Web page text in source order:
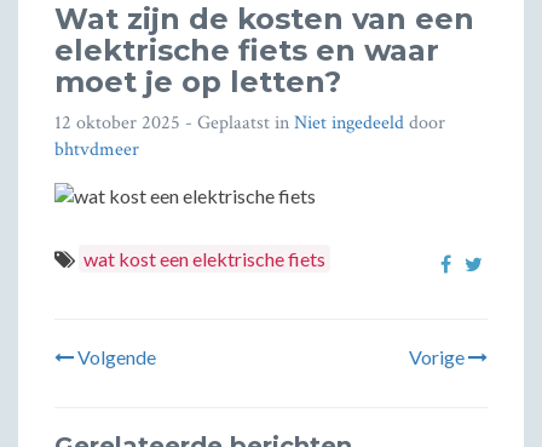
Wat zijn de kosten van een
elektrische fiets en waar
moet je op letten?
12 oktober 2025 - Geplaatst inNiet ingedeelddoor
bhtvdmeer
wat kost een elektrische fiets
Volgende Vorige